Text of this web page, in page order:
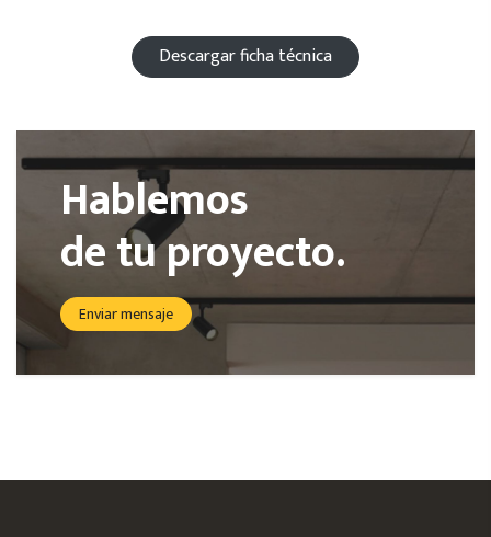
Descargar ficha técnica
Hablemos
de tu proyecto.
Enviar mensaje